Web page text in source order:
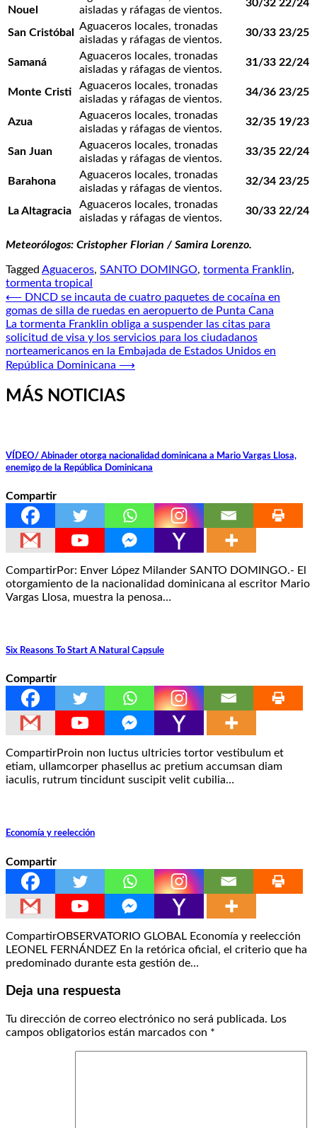
Nouel
aisladas y ráfagas de vientos.
30/32 22/24
San Cristóbal
Aguaceros locales, tronadas
aisladas y ráfagas de vientos.
30/33 23/25
Samaná
Aguaceros locales, tronadas
aisladas y ráfagas de vientos.
31/33 22/24
Monte Cristi
Aguaceros locales, tronadas
aisladas y ráfagas de vientos.
34/36 23/25
Azua
Aguaceros locales, tronadas
aisladas y ráfagas de vientos.
32/35 19/23
San Juan
Aguaceros locales, tronadas
aisladas y ráfagas de vientos.
33/35 22/24
Barahona
Aguaceros locales, tronadas
aisladas y ráfagas de vientos.
32/34 23/25
La Altagracia
Aguaceros locales, tronadas
aisladas y ráfagas de vientos.
30/33 22/24
Meteorólogos: Cristopher Florian / Samira Lorenzo.
Tagged Aguaceros, SANTO DOMINGO, tormenta Franklin,
tormenta tropical
Navegación
de
entradas
⟵ DNCD se incauta de cuatro paquetes de cocaína en
gomas de silla de ruedas en aeropuerto de Punta Cana
La tormenta Franklin obliga a suspender las citas para
solicitud de visa y los servicios para los ciudadanos
norteamericanos en la Embajada de Estados Unidos en
República Dominicana ⟶
MÁS NOTICIAS
VÍDEO/ Abinader otorga nacionalidad dominicana a Mario Vargas Llosa,
enemigo de la República Dominicana
Compartir
CompartirPor: Enver López Milander SANTO DOMINGO.- El
otorgamiento de la nacionalidad dominicana al escritor Mario
Vargas Llosa, muestra la penosa…
Six Reasons To Start A Natural Capsule
Compartir
CompartirProin non luctus ultricies tortor vestibulum et
etiam, ullamcorper phasellus ac pretium accumsan diam
iaculis, rutrum tincidunt suscipit velit cubilia…
Economía y reelección
Compartir
CompartirOBSERVATORIO GLOBAL Economía y reelección
LEONEL FERNÁNDEZ En la retórica oficial, el criterio que ha
predominado durante esta gestión de…
Deja una respuesta
Tu dirección de correo electrónico no será publicada. Los
campos obligatorios están marcados con *